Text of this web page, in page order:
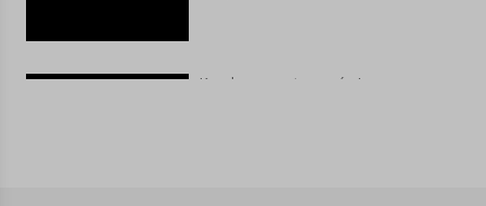
Kurs korony ostro w górę!